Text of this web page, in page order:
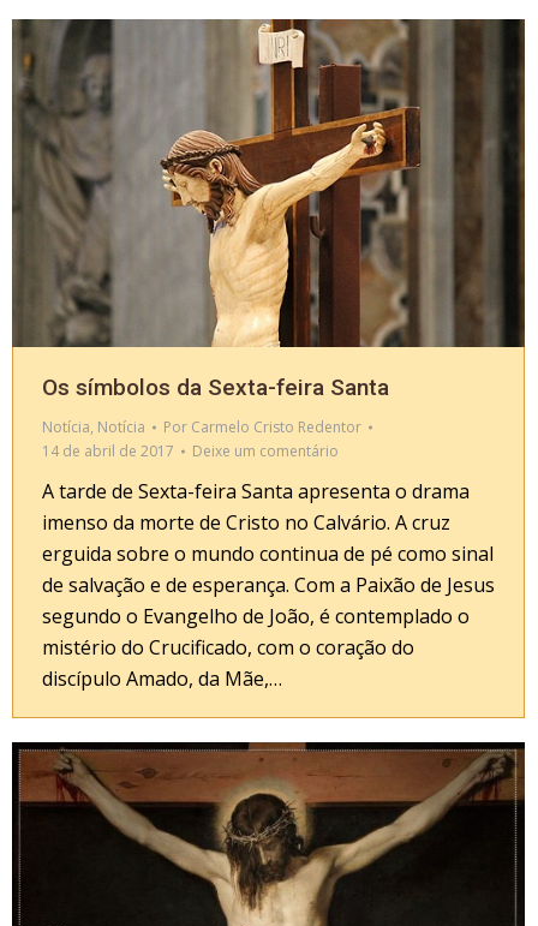
Os símbolos da Sexta-feira Santa
Notícia, Notícia Por Carmelo Cristo Redentor
14 de abril de 2017
Deixe um comentário
A tarde de Sexta-feira Santa apresenta o drama
imenso da morte de Cristo no Calvário. A cruz
erguida sobre o mundo continua de pé como sinal
de salvação e de esperança. Com a Paixão de Jesus
segundo o Evangelho de João, é contemplado o
mistério do Crucificado, com o coração do
discípulo Amado, da Mãe,…